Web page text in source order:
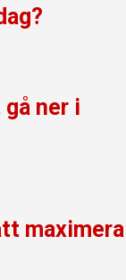
gå ner i
maximera